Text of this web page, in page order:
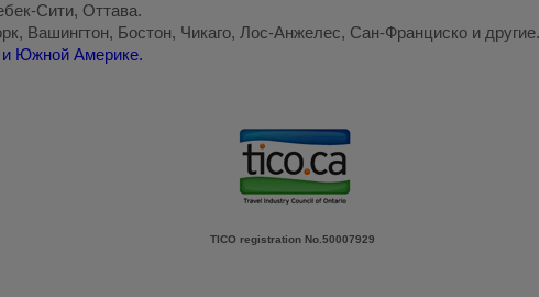
Сити, Оттава.
Вашингтон, Бостон, Чикаго, Лос-Анжелес, Сан-Франциско и другие.
и Южной Америке.
TICO registration No.50007929